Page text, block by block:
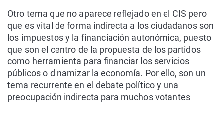
Otro tema que no aparece reflejado en el CIS pero
que es vital de forma indirecta a los ciudadanos son
los impuestos y la financiación autonómica, puesto
que son el centro de la propuesta de los partidos
como herramienta para financiar los servicios
públicos o dinamizar la economía. Por ello, son un
tema recurrente en el debate político y una
preocupación indirecta para muchos votantes